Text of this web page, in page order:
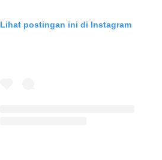
Lihat postingan ini di Instagram